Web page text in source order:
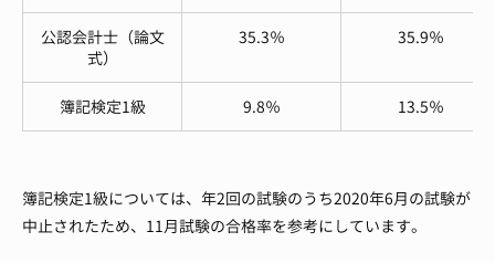
公認会計士（論文
式）
35.3％ 35.9％
簿記検定1級 9.8％ 13.5％
簿記検定1級については、年2回の試験のうち2020年6月の試験が
中止されたため、11月試験の合格率を参考にしています。